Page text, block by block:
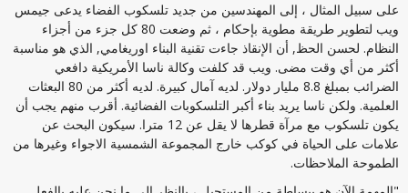
على سبيل المثال ، إلى المهندسين من جديد تلسكوب الفضاء يدعى جيمس
ويب لتطوير طريقة مطوية بإحكام ، ثم وضعت 80 كل جزء من أجزاء
النظام. لحسن الحظ, أن الإنقاذ جاءت تقنية البناء اوريغامي, الذي هو مناسبة
أكثر من أي وقت مضى. ويب قد كلفت وكالة ناسا الأمريكية دافعي
الضرائب بمبلغ 8.8 مليار دولار. لديه آمال كبيرة. لديه أكثر من 80 البعثات
العلمية. ولكن ناسا يريد بناء أكبر التلسكوبات الفضائية. أقرب منهم يجب أن
يكون تلسكوب مع مرآة قطرها لا يقل عن 12 مترا. سيكون البحث عن
علامات على الحياة في كوكب خارج المجموعة الشمسية الاجواء وغيرها من
الطموحة الملاحظات.